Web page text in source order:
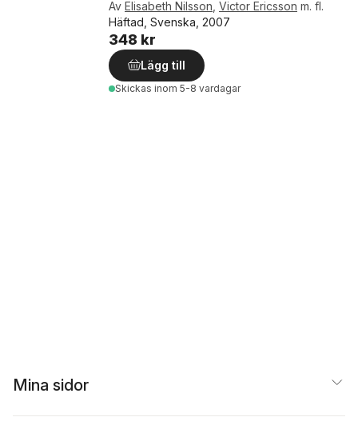
Av Elisabeth Nilsson Victor Ericsson m. fl.
Häftad, Svenska, 2007
348 kr
Lägg till
Skickas inom 5-8 vardagar
Mina sidor